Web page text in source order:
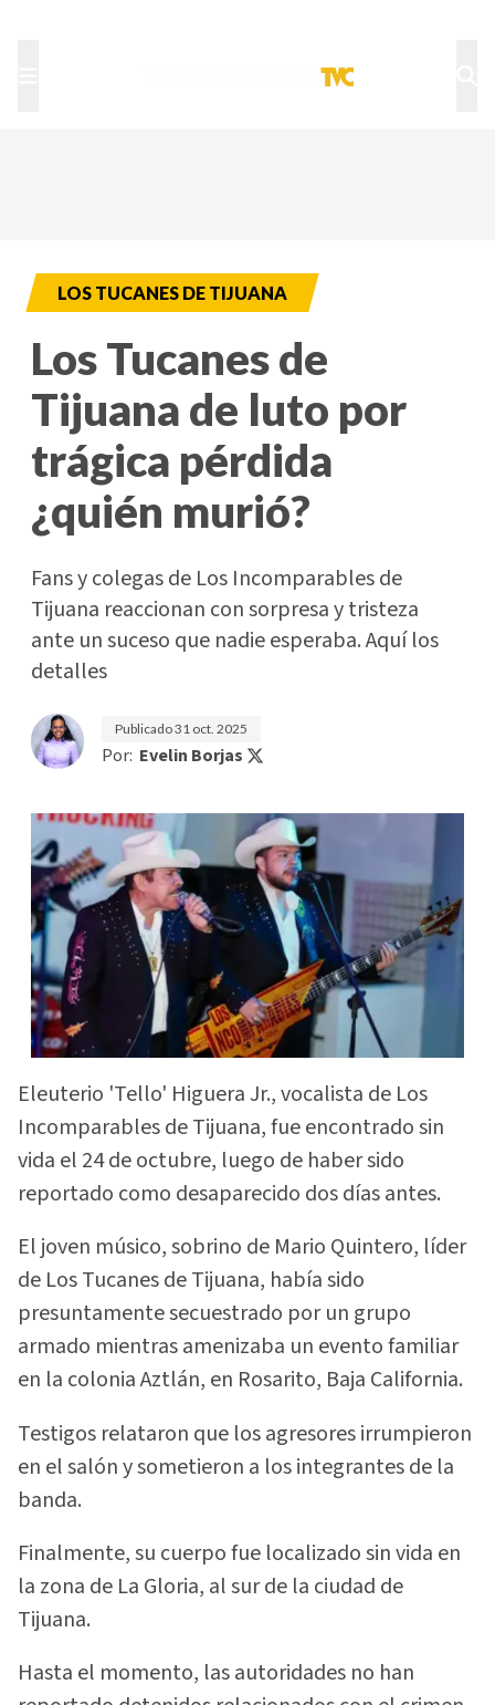
LOS TUCANES DE TIJUANA
Los Tucanes de
Tijuana de luto por
trágica pérdida
¿quién murió?
Fans y colegas de Los Incomparables de
Tijuana reaccionan con sorpresa y tristeza
ante un suceso que nadie esperaba. Aquí los
detalles
Publicado31 oct. 2025
Por: Evelin Borjas
Eleuterio 'Tello' Higuera Jr., vocalista de Los
Incomparables de Tijuana, fue encontrado sin
vida el 24 de octubre, luego de haber sido
reportado como desaparecido dos días antes.
El joven músico, sobrino de Mario Quintero, líder
de Los Tucanes de Tijuana, había sido
presuntamente secuestrado por un grupo
armado mientras amenizaba un evento familiar
en la colonia Aztlán, en Rosarito, Baja California.
Testigos relataron que los agresores irrumpieron
en el salón y sometieron a los integrantes de la
banda.
Finalmente, su cuerpo fue localizado sin vida en
la zona de La Gloria, al sur de la ciudad de
Tijuana.
Hasta el momento, las autoridades no han